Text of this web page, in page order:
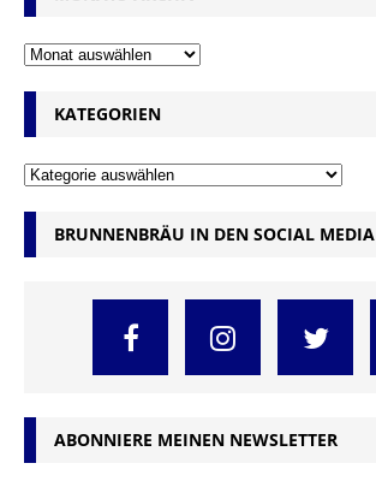
KATEGORIEN
BRUNNENBRÄU IN DEN SOCIAL MEDIA
ABONNIERE MEINEN NEWSLETTER